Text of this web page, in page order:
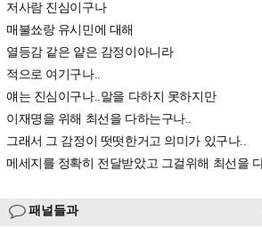
저사람 진심이구나
매불쑈랑 유시민에 대해
열등감 같은 얕은 감정이아니라
적으로 여기구나..
얘는 진심이구나..말을 다하지 못하지만
이재명을 위해 최선을 다하는구나..
그래서 그 감정이 떳떳한거고 의미가 있구나..
메세지를 정확히 전달받았고 그걸위해 최선을
패널들과